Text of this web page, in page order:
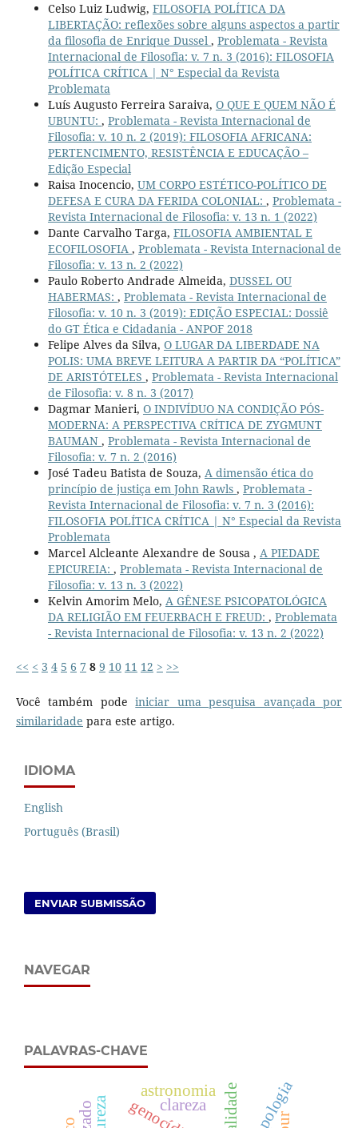
Celso Luiz Ludwig, FILOSOFIA POLÍTICA DA
LIBERTAÇÃO: reflexões sobre alguns aspectos a partir
da filosofia de Enrique Dussel , Problemata - Revista
Internacional de Filosofia: v. 7 n. 3 (2016): FILOSOFIA
POLÍTICA CRÍTICA | N° Especial da Revista
Problemata
Luís Augusto Ferreira Saraiva, O QUE E QUEM NÃO É
UBUNTU: , Problemata - Revista Internacional de
Filosofia: v. 10 n. 2 (2019): FILOSOFIA AFRICANA:
PERTENCIMENTO, RESISTÊNCIA E EDUCAÇÃO –
Edição Especial
Raisa Inocencio, UM CORPO ESTÉTICO-POLÍTICO DE
DEFESA E CURA DA FERIDA COLONIAL: , Problemata -
Revista Internacional de Filosofia: v. 13 n. 1 (2022)
Dante Carvalho Targa, FILOSOFIA AMBIENTAL E
ECOFILOSOFIA , Problemata - Revista Internacional de
Filosofia: v. 13 n. 2 (2022)
Paulo Roberto Andrade Almeida, DUSSEL OU
HABERMAS: , Problemata - Revista Internacional de
Filosofia: v. 10 n. 3 (2019): EDIÇÃO ESPECIAL: Dossiê
do GT Ética e Cidadania - ANPOF 2018
Felipe Alves da Silva, O LUGAR DA LIBERDADE NA
POLIS: UMA BREVE LEITURA A PARTIR DA “POLÍTICA”
DE ARISTÓTELES , Problemata - Revista Internacional
de Filosofia: v. 8 n. 3 (2017)
Dagmar Manieri, O INDIVÍDUO NA CONDIÇÃO PÓS-
MODERNA: A PERSPECTIVA CRÍTICA DE ZYGMUNT
BAUMAN , Problemata - Revista Internacional de
Filosofia: v. 7 n. 2 (2016)
José Tadeu Batista de Souza, A dimensão ética do
princípio de justiça em John Rawls , Problemata -
Revista Internacional de Filosofia: v. 7 n. 3 (2016):
FILOSOFIA POLÍTICA CRÍTICA | N° Especial da Revista
Problemata
Marcel Alcleante Alexandre de Sousa , A PIEDADE
EPICUREIA: , Problemata - Revista Internacional de
Filosofia: v. 13 n. 3 (2022)
Kelvin Amorim Melo, A GÊNESE PSICOPATOLÓGICA
DA RELIGIÃO EM FEUERBACH E FREUD: , Problemata
- Revista Internacional de Filosofia: v. 13 n. 2 (2022)
<< < 3 4 5 6 7 8 9 10 11 12 > >>
Você também podeiniciar uma pesquisa avançada por
similaridade para este artigo.
IDIOMA
English
Português (Brasil)
ENVIAR SUBMISSÃO
NAVEGAR
PALAVRAS-CHAVE
astronomia
clareza